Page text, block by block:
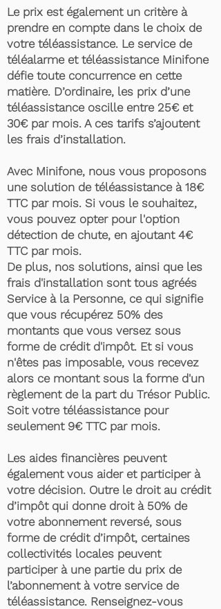
Le prix est également un critère à
prendre en compte dans le choix de
votre téléassistance. Le service de
téléalarme et téléassistance Minifone
défie toute concurrence en cette
matière. D’ordinaire, les prix d’une
téléassistance oscille entre 25€ et
30€ par mois. A ces tarifs s’ajoutent
les frais d’installation.
Avec Minifone, nous vous proposons
une solution de téléassistance à 18€
TTC par mois. Si vous le souhaitez,
vous pouvez opter pour l'option
détection de chute, en ajoutant 4€
TTC par mois.
De plus, nos solutions, ainsi que les
frais d'installation sont tous agréés
Service à la Personne, ce qui signifie
que vous récupérez 50% des
montants que vous versez sous
forme de crédit d'impôt. Et si vous
n'êtes pas imposable, vous recevez
alors ce montant sous la forme d'un
règlement de la part du Trésor Public.
Soit votre téléassistance pour
seulement 9€ TTC par mois.
Les aides financières peuvent
également vous aider et participer à
votre décision. Outre le droit au crédit
d’impôt qui donne droit à 50% de
votre abonnement reversé, sous
forme de crédit d’impôt, certaines
collectivités locales peuvent
participer à une partie du prix de
l’abonnement à votre service de
téléassistance. Renseignez-vous